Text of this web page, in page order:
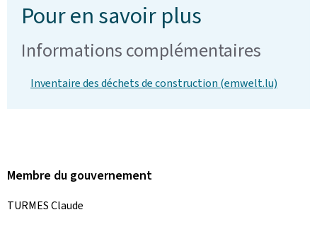
Pour en savoir plus
Informations complémentaires
Inventaire des déchets de construction (emwelt.lu)
Membre du gouvernement
TURMES Claude